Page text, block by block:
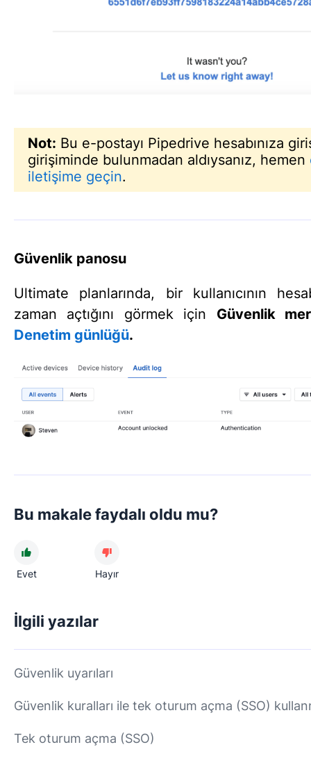
Not: Bu e-postayı Pipedrive hesabınıza
girişiminde bulunmadan aldıysanız, hemen
iletişime geçin.
Güvenlik panosu
Ultimate planlarında, bir kullanıcının
zaman açtığını görmek için Güvenlik
Denetim günlüğü.
Bu makale faydalı oldu mu?
Evet Hayır
İlgili yazılar
Güvenlik uyarıları
Güvenlik kuralları ile tek oturum açma (SSO)
Tek oturum açma (SSO)